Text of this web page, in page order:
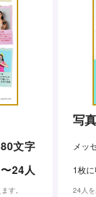
80文字
24人
す。
写
メッ
1枚
24人を